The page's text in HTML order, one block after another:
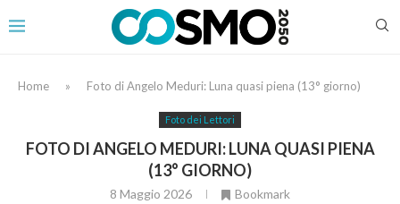
Home » Foto di Angelo Meduri: Luna quasi piena (13° giorno)
Foto dei Lettori
FOTO DI ANGELO MEDURI: LUNA QUASI PIENA
(13° GIORNO)
8 Maggio 2026 Bookmark